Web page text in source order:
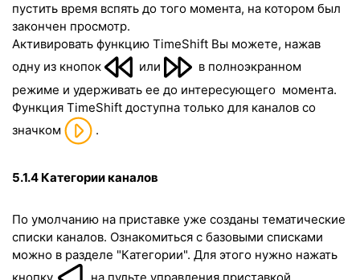
пустить время вспять до того момента, на котором был
закончен просмотр.
Активировать функцию TimeShift Вы можете, нажав
одну из кнопок
или
в полноэкранном
режиме и удерживать еe до интересующего момента.
Функция TimeShift доступна только для каналов со
значком
.
5.1.4 Категории каналов
По умолчанию на приставке уже созданы тематические
списки каналов. Ознакомиться с базовыми списками
можно в разделе "Категории". Для этого нужно нажать